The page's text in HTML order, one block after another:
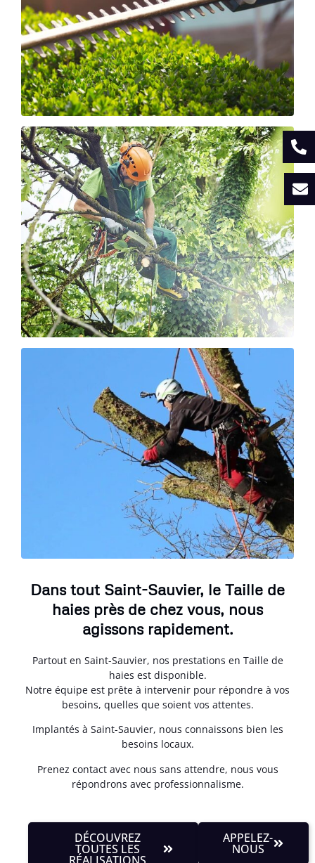
Dans tout Saint-Sauvier, le Taille de
haies près de chez vous, nous
agissons rapidement.
Partout en Saint-Sauvier, nos prestations en Taille de
haies est disponible.
Notre équipe est prête à intervenir pour répondre à vos
besoins, quelles que soient vos attentes.
Implantés à Saint-Sauvier, nous connaissons bien les
besoins locaux.
Prenez contact avec nous sans attendre, nous vous
répondrons avec professionnalisme.
DÉCOUVREZ
TOUTES LES
APPELEZ-
NOUS